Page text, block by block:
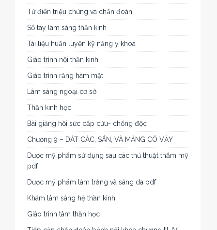
Từ điển triệu chứng và chẩn đoán
Sổ tay lâm sàng thần kinh
Tài liệu huấn luyện kỹ năng y khoa
Giáo trình nội thần kinh
Giáo trình răng hàm mặt
Lâm sàng ngoại cơ sở
Thần kinh học
Bài giảng hồi sức cấp cứu- chống độc
Chương 9 – DÁT CÁC, SẨN, VÀ MẢNG CÓ VẢY
Dược mỹ phẩm sử dụng sau các thủ thuật thẩm mỹ
pdf
Dược mỹ phẩm làm trắng và sáng da pdf
Khám lâm sàng hệ thần kinh
Giáo trình tâm thần học